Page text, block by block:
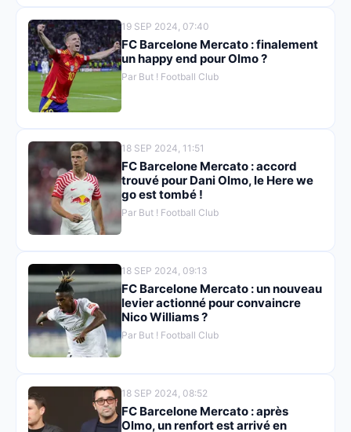
19 SEP 2024, 07:40
FC Barcelone Mercato : finalement
un happy end pour Olmo ?
Par But ! Football Club
18 SEP 2024, 11:51
FC Barcelone Mercato : accord
trouvé pour Dani Olmo, le Here we
go est tombé !
Par But ! Football Club
18 SEP 2024, 09:13
FC Barcelone Mercato : un nouveau
levier actionné pour convaincre
Nico Williams ?
Par But ! Football Club
18 SEP 2024, 08:52
FC Barcelone Mercato : après
Olmo, un renfort est arrivé en